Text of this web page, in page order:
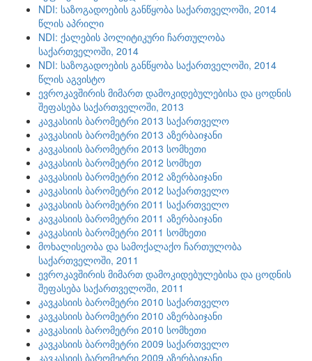
NDI: საზოგადოების განწყობა საქართველოში, 2014
წლის აპრილი
NDI: ქალების პოლიტიკური ჩართულობა
საქართველოში, 2014
NDI: საზოგადოების განწყობა საქართველოში, 2014
წლის აგვისტო
ევროკავშირის მიმართ დამოკიდებულებისა და ცოდნის
შეფასება საქართველოში, 2013
კავკასიის ბარომეტრი 2013 საქართველო
კავკასიის ბარომეტრი 2013 აზერბაიჯანი
კავკასიის ბარომეტრი 2013 სომხეთი
კავკასიის ბარომეტრი 2012 სომხეთ
კავკასიის ბარომეტრი 2012 აზერბაიჯანი
კავკასიის ბარომეტრი 2012 საქართველო
კავკასიის ბარომეტრი 2011 საქართველო
კავკასიის ბარომეტრი 2011 აზერბაიჯანი
კავკასიის ბარომეტრი 2011 სომხეთი
მოხალისეობა და სამოქალაქო ჩართულობა
საქართველოში, 2011
ევროკავშირის მიმართ დამოკიდებულებისა და ცოდნის
შეფასება საქართველოში, 2011
კავკასიის ბარომეტრი 2010 საქართველო
კავკასიის ბარომეტრი 2010 აზერბაიჯანი
კავკასიის ბარომეტრი 2010 სომხეთი
კავკასიის ბარომეტრი 2009 საქართველო
კავკასიის ბარომეტრი 2009 აზერბაიჯანი